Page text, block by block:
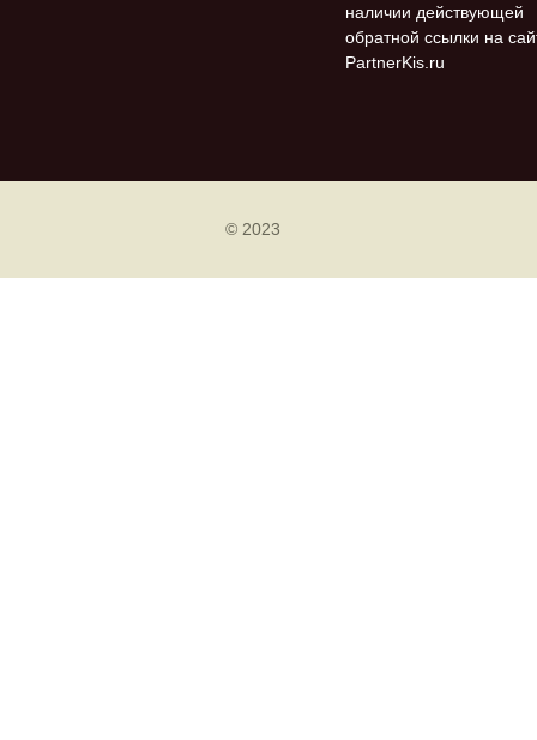
наличии действующей
обратной ссылки на
PartnerKis.ru
© 2023